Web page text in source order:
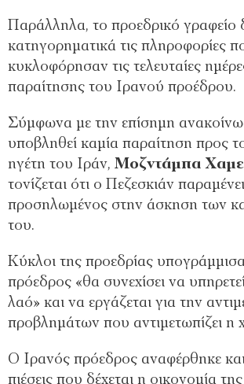
Παράλληλα, το προεδρικό γραφείο
κατηγορηματικά τις πληροφορίες
κυκλοφόρησαν τις τελευταίες
παραίτησης του Ιρανού προέδρου.
Σύμφωνα με την επίσημη
υποβληθεί καμία παραίτηση προς
ηγέτη του Ιράν, Μοζντάμπα
τονίζεται ότι ο Πεζεσκιάν παραμένει
προσηλωμένος στην άσκηση των
του.
Κύκλοι της προεδρίας
πρόεδρος «θα συνεχίσει να
λαό» και να εργάζεται για την
προβλημάτων που αντιμετωπίζει η
Ο Ιρανός πρόεδρος αναφέρθηκε
πιέσεις που δέχεται η οικονομία